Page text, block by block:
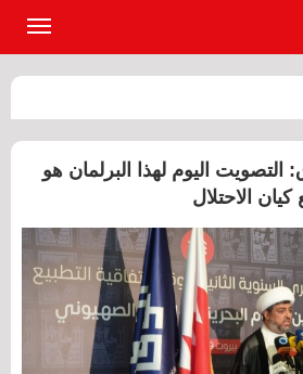
التصويت اليوم لهذا البرلمان هو
الاحتلال